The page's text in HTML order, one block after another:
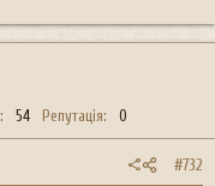
54 Репутація 0
#732